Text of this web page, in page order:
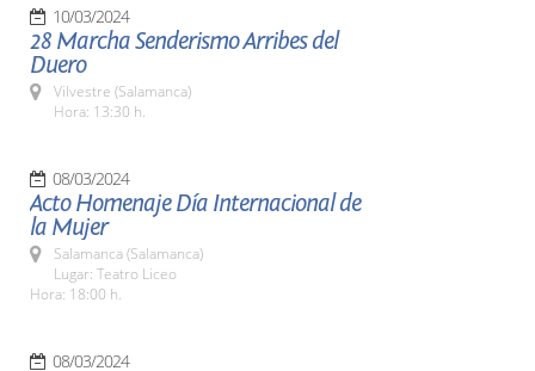
10/03/2024
28 Marcha Senderismo Arribes del
Duero
Vilvestre (Salamanca)
Hora: 13:30 h.
08/03/2024
Acto Homenaje Día Internacional de
la Mujer
Salamanca (Salamanca)
Lugar: Teatro Liceo
Hora: 18:00 h.
08/03/2024